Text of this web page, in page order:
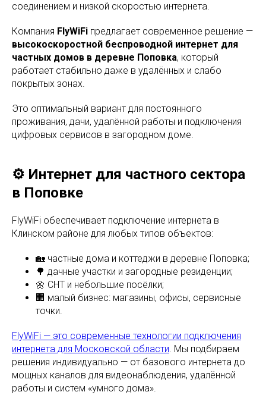
соединением и низкой скоростью интернета.
Компания FlyWiFi предлагает современное решение —
высокоскоростной беспроводной интернет для
частных домов в деревне Поповка, который
работает стабильно даже в удалённых и слабо
покрытых зонах.
Это оптимальный вариант для постоянного
проживания, дачи, удалённой работы и подключения
цифровых сервисов в загородном доме.
⚙️ Интернет для частного сектора
в Поповке
FlyWiFi обеспечивает подключение интернета в
Клинском районе для любых типов объектов:
🏡 частные дома и коттеджи в деревне Поповка;
🌳 дачные участки и загородные резиденции;
🌼 СНТ и небольшие посёлки;
🏢 малый бизнес: магазины, офисы, сервисные
точки.
FlyWiFi — это современные технологии подключения
интернета для Московской области. Мы подбираем
решения индивидуально — от базового интернета до
мощных каналов для видеонаблюдения, удалённой
работы и систем «умного дома».